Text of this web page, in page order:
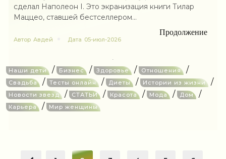
сделал Наполеон I. Это экранизация книги Тилар
Маццео, ставшей бестселлером...
Продолжение
Автор Авдей Дата 05-июл-2026
Наши дети / Бизнес / Здоровье / Отношения /
Свадьба / Тесты онлайн / Диеты / Истории из жизни /
Новости звезд / СТАТЬИ / Красота / Мода / Дом /
Карьера / Мир женщины